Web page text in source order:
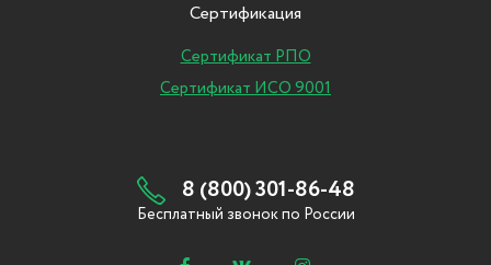
Сертификация
Сертификат РПО
Сертификат ИСО 9001
8 (800) 301-86-48
Бесплатный звонок по России